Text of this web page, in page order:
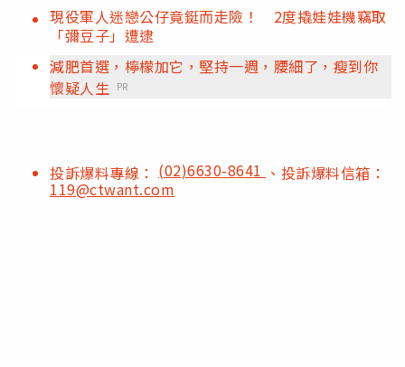
現役軍人迷戀公仔竟鋌而走險！ 2度撬娃娃機竊取
「彌豆子」遭逮
減肥首選，檸檬加它，堅持一週，腰細了，瘦到你
懷疑人生
PR
投訴爆料專線： (02)6630-8641 、投訴爆料信箱：
119@ctwant.com